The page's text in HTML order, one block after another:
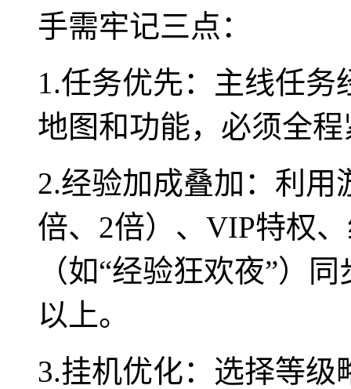
手需牢记三点：
1.任务优先：主线任
地图和功能，必须全
2.经验加成叠加：利用
倍、2倍）、VIP特权
（如“经验狂欢夜”）
以上。
3.挂机优化：选择等